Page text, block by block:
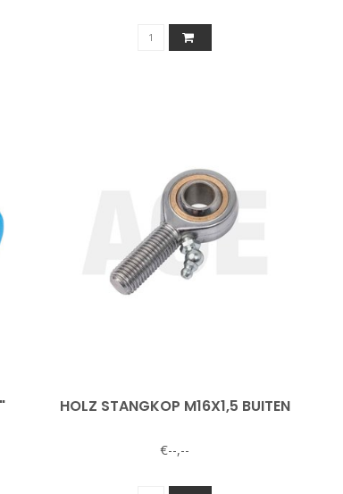
HOLZ STANGKOP M16X1,5 BUITEN
€--,--